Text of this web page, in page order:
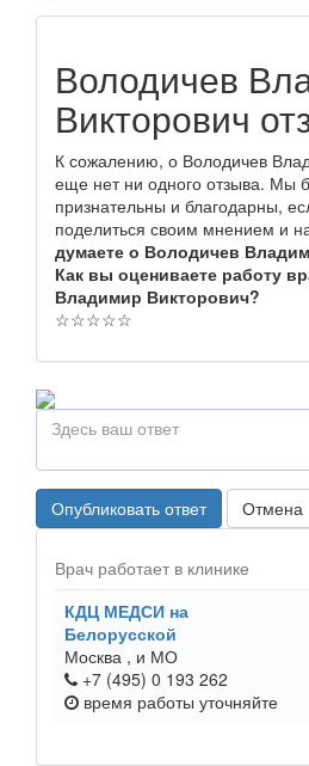
Володичев
Викторович
К сожалению, о Володичев
еще нет ни одного отзыва. Мы
признательны и благодарны,
поделиться своим мнением и
думаете о Володичев
Как вы оцениваете работу
Владимир Викторович?
☆☆☆☆☆
Опубликовать ответ Отмена
Врач работает в клинике
КДЦ МЕДСИ на
Белорусской
Москва , и МО
+7 (495) 0 193 262
время работы уточняйте